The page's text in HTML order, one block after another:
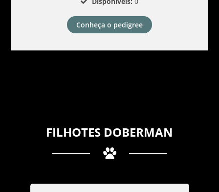
Conheça o pedigree
FILHOTES DOBERMAN